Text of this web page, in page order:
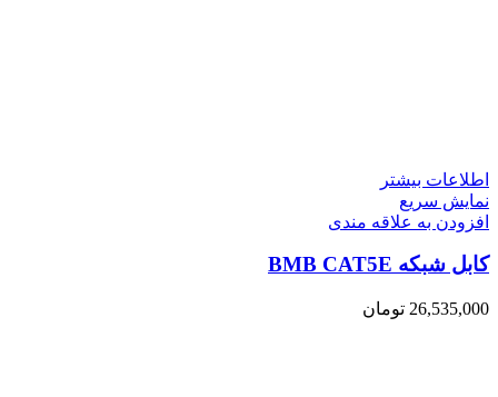
اطلاعات بیشتر
نمایش سریع
افزودن به علاقه مندی
کابل شبکه BMB CAT5E
26,535,000 تومان